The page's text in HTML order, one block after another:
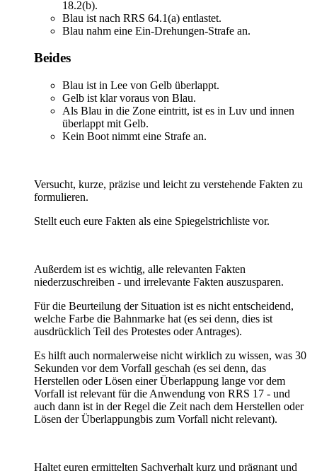
18.2(b).
Blau ist nach RRS 64.1(a) entlastet.
Blau nahm eine Ein-Drehungen-Strafe an.
Beides
Blau ist in Lee von Gelb überlappt.
Gelb ist klar voraus von Blau.
Als Blau in die Zone eintritt, ist es in Luv und innen
überlappt mit Gelb.
Kein Boot nimmt eine Strafe an.
Versucht, kurze, präzise und leicht zu verstehende Fakten zu
formulieren.
Stellt euch eure Fakten als eine Spiegelstrichliste vor.
Außerdem ist es wichtig, alle relevanten Fakten
niederzuschreiben - und irrelevante Fakten auszusparen.
Für die Beurteilung der Situation ist es nicht entscheidend,
welche Farbe die Bahnmarke hat (es sei denn, dies ist
ausdrücklich Teil des Protestes oder Antrages).
Es hilft auch normalerweise nicht wirklich zu wissen, was 30
Sekunden vor dem Vorfall geschah (es sei denn, das
Herstellen oder Lösen einer Überlappung lange vor dem
Vorfall ist relevant für die Anwendung von RRS 17 - und
auch dann ist in der Regel die Zeit nach dem Herstellen oder
Lösen der Überlappungbis zum Vorfall nicht relevant).
Haltet euren ermittelten Sachverhalt kurz und prägnant und